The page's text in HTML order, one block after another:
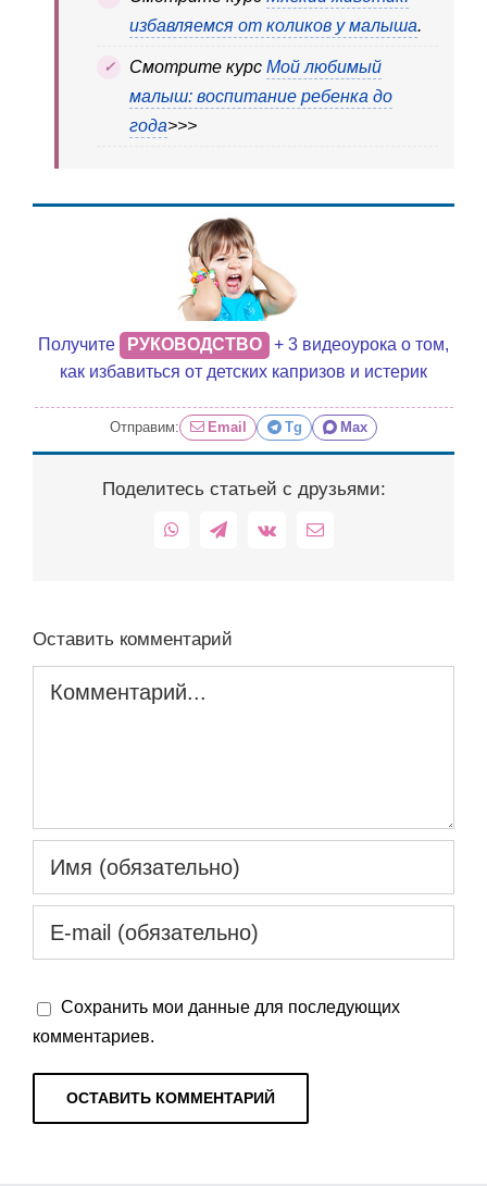
избавляемся от коликов у малыша.
Смотрите курс Мой любимый
малыш: воспитание ребенка до
года>>>
Получите РУКОВОДСТВО
+ 3 видеоурока о том,
как избавиться от детских капризов и истерик
Отправим: Email Tg Max
Поделитесь статьей с друзьями:
WhatsAppTelegram
Vk Email
Оставить комментарий
Сохранить мои данные для последующих
комментариев.